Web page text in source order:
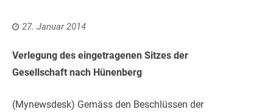
27. Januar 2014
Verlegung des eingetragenen Sitzes der
Gesellschaft nach Hünenberg
(Mynewsdesk) Gemäss den Beschlüssen der